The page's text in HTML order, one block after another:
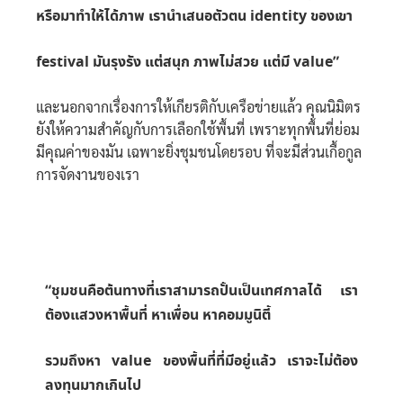
หรือมาทำให้ได้ภาพ เรานำเสนอตัวตน identity ของเขา
festival มันรุงรัง แต่สนุก ภาพไม่สวย แต่มี value”
และนอกจากเรื่องการให้เกียรติกับเครือข่ายแล้ว คุณนิมิตร
ยังให้ความสำคัญกับการเลือกใช้พื้นที่ เพราะทุกพื้นที่ย่อม
มีคุณค่าของมัน เฉพาะยิ่งชุมชนโดยรอบ ที่จะมีส่วนเกื้อกูล
การจัดงานของเรา
“ชุมชนคือต้นทางที่เราสามารถปั้นเป็นเทศกาลได้ เรา
ต้องแสวงหาพื้นที่ หาเพื่อน หาคอมมูนิตี้
รวมถึงหา value ของพื้นที่ที่มีอยู่แล้ว เราจะไม่ต้อง
ลงทุนมากเกินไป